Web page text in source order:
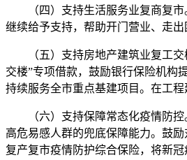
（四）支持生活服务业复商复市
继续给予支持，帮助开门营业、走
（五）支持房地产建筑业复工交
交楼”专项借款，鼓励银行保险机构
持续服务全市重点基建项目。在工
（六）支持保障常态化疫情防控。
高危易感人群的兜底保障能力。鼓
复产复市疫情防护综合保险，将新冠